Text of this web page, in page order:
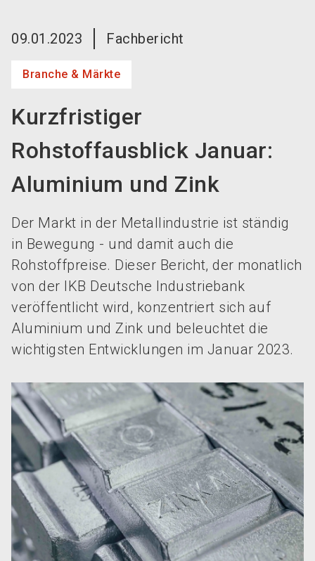
09.01.2023 Fachbericht
Branche & Märkte
Kurzfristiger
Rohstoffausblick Januar:
Aluminium und Zink
Der Markt in der Metallindustrie ist ständig
in Bewegung - und damit auch die
Rohstoffpreise. Dieser Bericht, der monatlich
von der IKB Deutsche Industriebank
veröffentlicht wird, konzentriert sich auf
Aluminium und Zink und beleuchtet die
wichtigsten Entwicklungen im Januar 2023.